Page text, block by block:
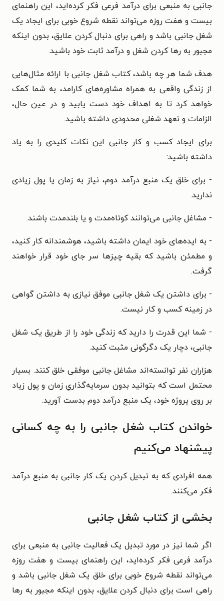
جانبی به منبعی برای درآمد فرعی فکر کرده‌اید، این راهنمای
بیست و هفت روزه می‌تواند نقطه شروع خوبی برای ایجاد یک
شغل جانبی باشد و راهی برای دنبال کردن علایق، بدون اینکه
مجبور به رها کردن شغل و درآمد ثابت خود باشید.
هدف شما هر چه باشد، کتاب شغل جانبی با ارائه مثال‌هایی
از زندگی واقعی به همراه مشاوره‌های کارامد، به شما کمک
خواهد کرد تا به اهداف خود دست یابید و در عین حال،
الزامات و تعهد شغلی محدودی داشته باشید.
برای ایجاد کسب و کار جانبی این نکات کلیدی را به یاد
داشته باشید:
- برای خلق یک منبع درآمد دوم، نیاز به زمان یا پول زیادی
ندارید.
- مشاغل جانبی می‌توانند کوتاه‌مدت و یا بلندمدت باشند.
- به ایده‌های خود ایمان داشته باشید، هوشمندانه کار کنید،
و مطمئن باشید که بقیه چیزها سر جای خود قرار خواهند
گرفت.
- برای داشتن یک شغل جانبی موفق نیازی به داشتن گواهی
در زمینه کسب و کار نیست.
- شما این قدرت را دارید که زندگی خود را از طریق یک شغل
جانبی، دچار یک دگرگونی مثبت کنید.
هزاران نفر توانسته‌اند مشاغل جانبی موفقی خلق کنند. بسیار
محتمل است که بتوانید بدون سرمایه‌گذاریِ زمان و پول زیاد
بر روی پروژه خود، یک منبع درآمد دوم بدست آورید.
خواندن کتاب شغل جانبی را به چه کسانی
پیشنهاد می‌کنیم
همه افرادی که به تبدیل کردن یک کار جانبی به منبع درآمد
فکر می‌کنند.
بخشی از کتاب شغل جانبی
اگر شما نیز در مورد تبدیل یک فعالیت جانبی به منبعی برای
درآمد فرعی فکر کرده‌اید، این راهنمای بیست و هفت روزه
می‌تواند نقطه شروع خوبی برای خلق یک شغل جانبی باشد و
راهی است برای دنبال کردن علایق، بدون اینکه مجبور به رها